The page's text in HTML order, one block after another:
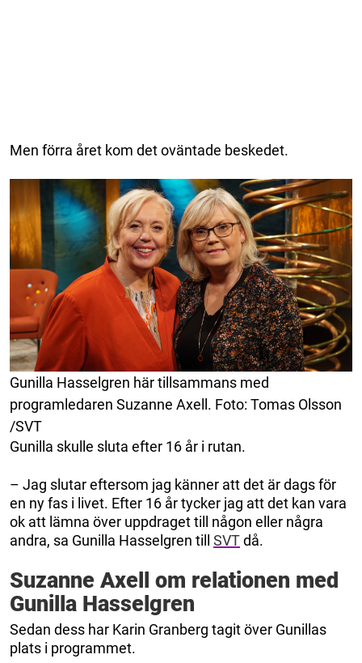
Men förra året kom det oväntade beskedet.
Gunilla Hasselgren här tillsammans med
programledaren Suzanne Axell. Foto: Tomas Olsson
/SVT
Gunilla skulle sluta efter 16 år i rutan.
– Jag slutar eftersom jag känner att det är dags för
en ny fas i livet. Efter 16 år tycker jag att det kan vara
ok att lämna över uppdraget till någon eller några
andra, sa Gunilla Hasselgren till SVTdå.
Suzanne Axell om relationen med
Gunilla Hasselgren
Sedan dess har Karin Granberg tagit över Gunillas
plats i programmet.